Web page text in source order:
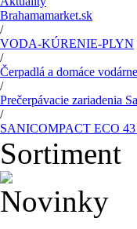
Brahamamarket.sk
/
VODA-KÚRENIE-PLYN
/
Čerpadlá a domáce vodárne
/
Prečerpávacie zariadenia
/
SANICOMPACT ECO 43
Sortiment